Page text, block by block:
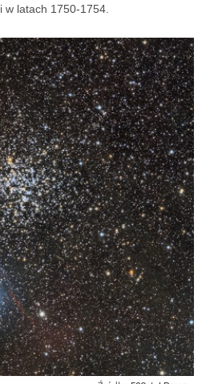
w latach 1750-1754.